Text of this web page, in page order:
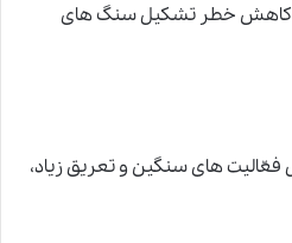
کاهش خطر تشکیل سنگ های
فعّالیت های سنگین و تعریق زیاد،